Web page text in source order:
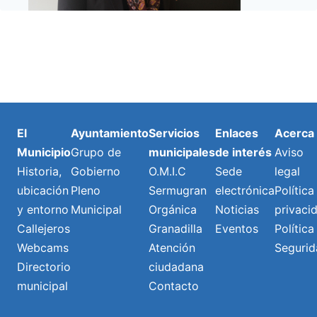
El
Municipio
Historia,
ubicación
y entorno
Callejeros
Webcams
Directorio
municipal
Ayuntamiento
Grupo de
Gobierno
Pleno
Municipal
Servicios
municipales
O.M.I.C
Sermugran
Orgánica
Granadilla
Atención
ciudadana
Contacto
Enlaces
de interés
Sede
electrónica
Noticias
Eventos
Acerca
Aviso
legal
Política
Política